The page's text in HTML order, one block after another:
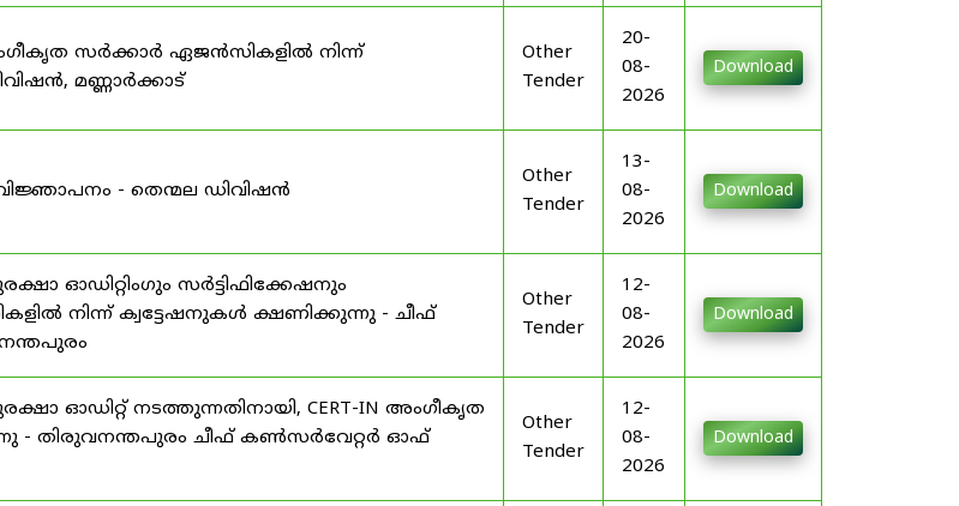
സർക്കാർ ഏജൻസികളിൽ നിന്ന്
മണ്ണാർക്കാട്
Other
Tender
20-
08-
2026
Download
- തെന്മല ഡിവിഷൻ
Other
Tender
13-
08-
2026
Download
ഓഡിറ്റിംഗും സർട്ടിഫിക്കേഷനും
നിന്ന് ക്വട്ടേഷനുകൾ ക്ഷണിക്കുന്നു - ചീഫ്
Other
Tender
12-
08-
2026
Download
ഓഡിറ്റ് നടത്തുന്നതിനായി, CERT-IN അംഗീകൃത
- തിരുവനന്തപുരം ചീഫ് കൺസർവേറ്റർ ഓഫ്
Other
Tender
12-
08-
2026
Download